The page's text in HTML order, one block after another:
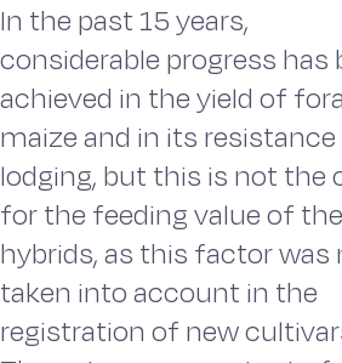
In the past 15 years,
considerable progress has
achieved in the yield of
maize and in its
lodging, but this is not the
for the feeding value of the
hybrids, as this factor was
taken into account in the
registration of new